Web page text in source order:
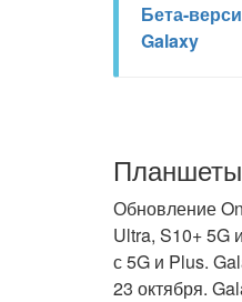
Бета-
Galaxy
Обновление
Ultra, S10+ 5G
с 5G и Plus.
23 октября.